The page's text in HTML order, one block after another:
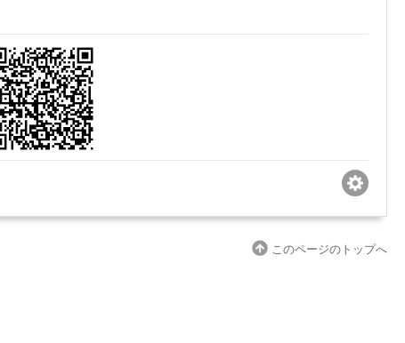
このページのトップへ